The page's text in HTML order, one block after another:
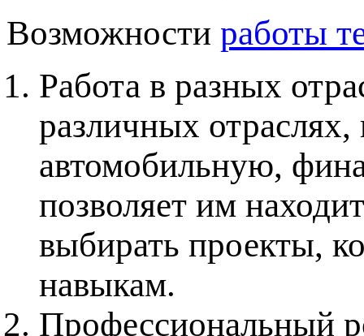
Возможности работы
Работа в разных
различных
автомобильную,
позволяет им
выбирать проекты,
навыкам.
Профессиональный